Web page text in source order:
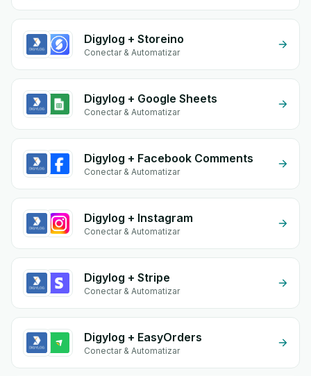
Digylog + Storeino
Conectar & Automatizar
Digylog + Google Sheets
Conectar & Automatizar
Digylog + Facebook Comments
Conectar & Automatizar
Digylog + Instagram
Conectar & Automatizar
Digylog + Stripe
Conectar & Automatizar
Digylog + EasyOrders
Conectar & Automatizar